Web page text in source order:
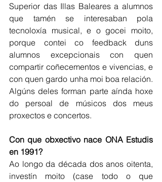
Superior das Illas Baleares a alumnos
que tamén se interesaban pola
tecnoloxía musical, e o gocei moito,
porque contei co feedback duns
alumnos excepcionais con quen
compartir coñecementos e vivencias, e
con quen gardo unha moi boa relación.
Algúns deles forman parte aínda hoxe
do persoal de músicos dos meus
proxectos e concertos.
Con que obxectivo nace ONA Estudis
en 1991?
Ao longo da década dos anos oitenta,
investín moito (case todo o que